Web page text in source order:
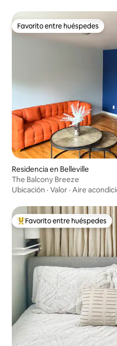
Favorito entre huéspedes
Favorito entre huéspedes
Residencia en Belleville
The Balcony Breeze
Ubicación · Valor · Aire
De los mejores en Favorito
Favorito entre huéspedes